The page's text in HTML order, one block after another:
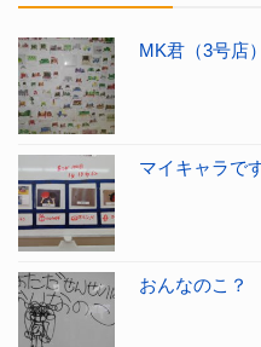
MK君（3号店）
マイキャラで
おんなのこ